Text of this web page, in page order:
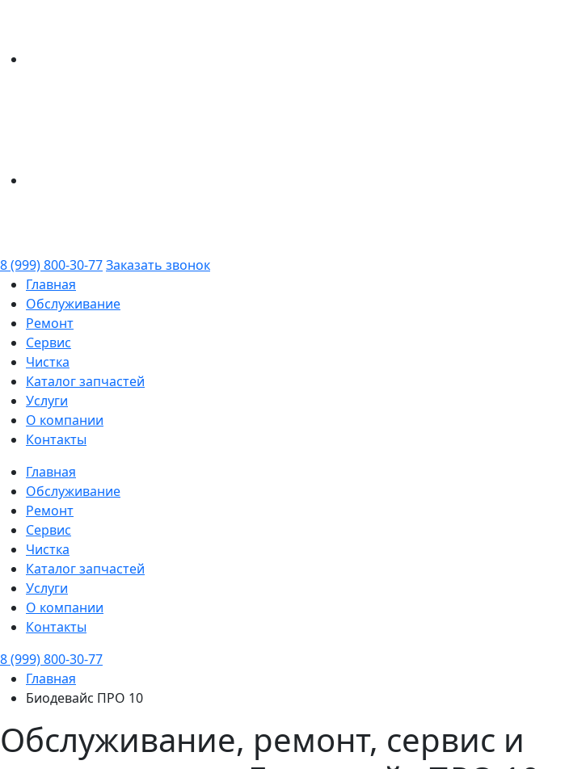
8 (999) 800-30-77Заказать звонок
Главная
Обслуживание
Ремонт
Сервис
Чистка
Каталог запчастей
Услуги
О компании
Контакты
Главная
Обслуживание
Ремонт
Сервис
Чистка
Каталог запчастей
Услуги
О компании
Контакты
8 (999) 800-30-77
Главная
Биодевайс ПРО 10
Обслуживание, ремонт, сервис и